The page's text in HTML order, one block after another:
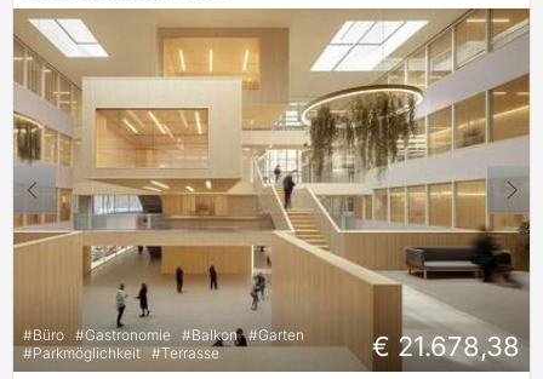
#Büro #Gastronomie #Balkon #Garten
#Parkmöglichkeit #Terrasse € 21.678,38